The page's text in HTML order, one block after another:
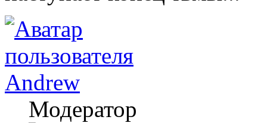
Andrew
Модератор